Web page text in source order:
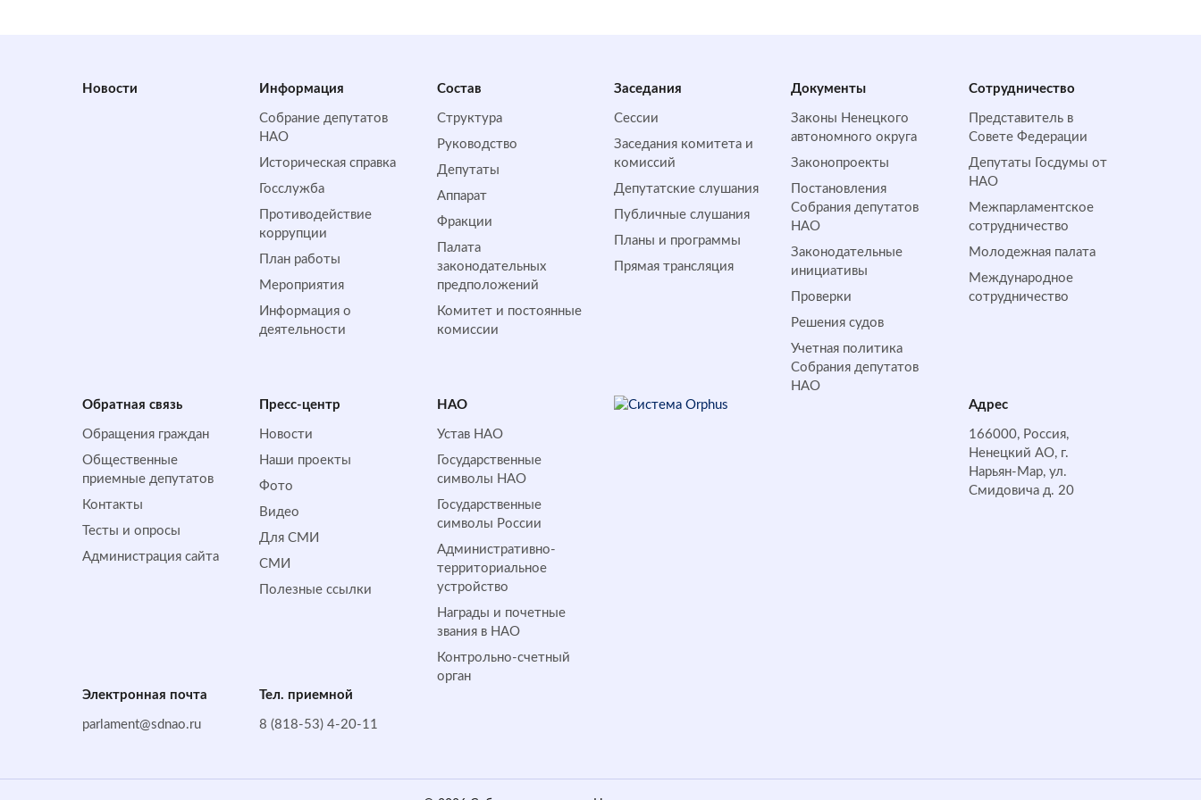
Новости Информация
Собрание депутатов
НАО
Историческая справка
Госслужба
Противодействие
коррупции
План работы
Мероприятия
Информация о
деятельности
Состав
Структура
Руководство
Депутаты
Аппарат
Фракции
Палата
законодательных
предположений
Комитет и постоянные
комиссии
Заседания
Сессии
Заседания комитета и
комиссий
Депутатские слушания
Публичные слушания
Планы и программы
Прямая трансляция
Документы
Законы Ненецкого
автономного округа
Законопроекты
Постановления
Собрания депутатов
НАО
Законодательные
инициативы
Проверки
Решения судов
Учетная политика
Собрания депутатов
НАО
Сотрудничество
Представитель в
Совете Федерации
Депутаты Госдумы от
НАО
Межпарламентское
сотрудничество
Молодежная палата
Международное
сотрудничество
Обратная cвязь
Обращения граждан
Общественные
приемные депутатов
Контакты
Тесты и опросы
Администрация сайта
Пресс-центр
Новости
Наши проекты
Фото
Видео
Для СМИ
СМИ
Полезные ссылки
НАО
Устав НАО
Государственные
символы НАО
Государственные
символы России
Административно-
территориальное
устройство
Награды и почетные
звания в НАО
Контрольно-счетный
орган
Адрес
166000, Россия,
Ненецкий АО, г.
Нарьян-Мар, ул.
Смидовича д. 20
Электронная почта
parlament@sdnao.ru
Тел. приемной
8 (818-53) 4-20-11